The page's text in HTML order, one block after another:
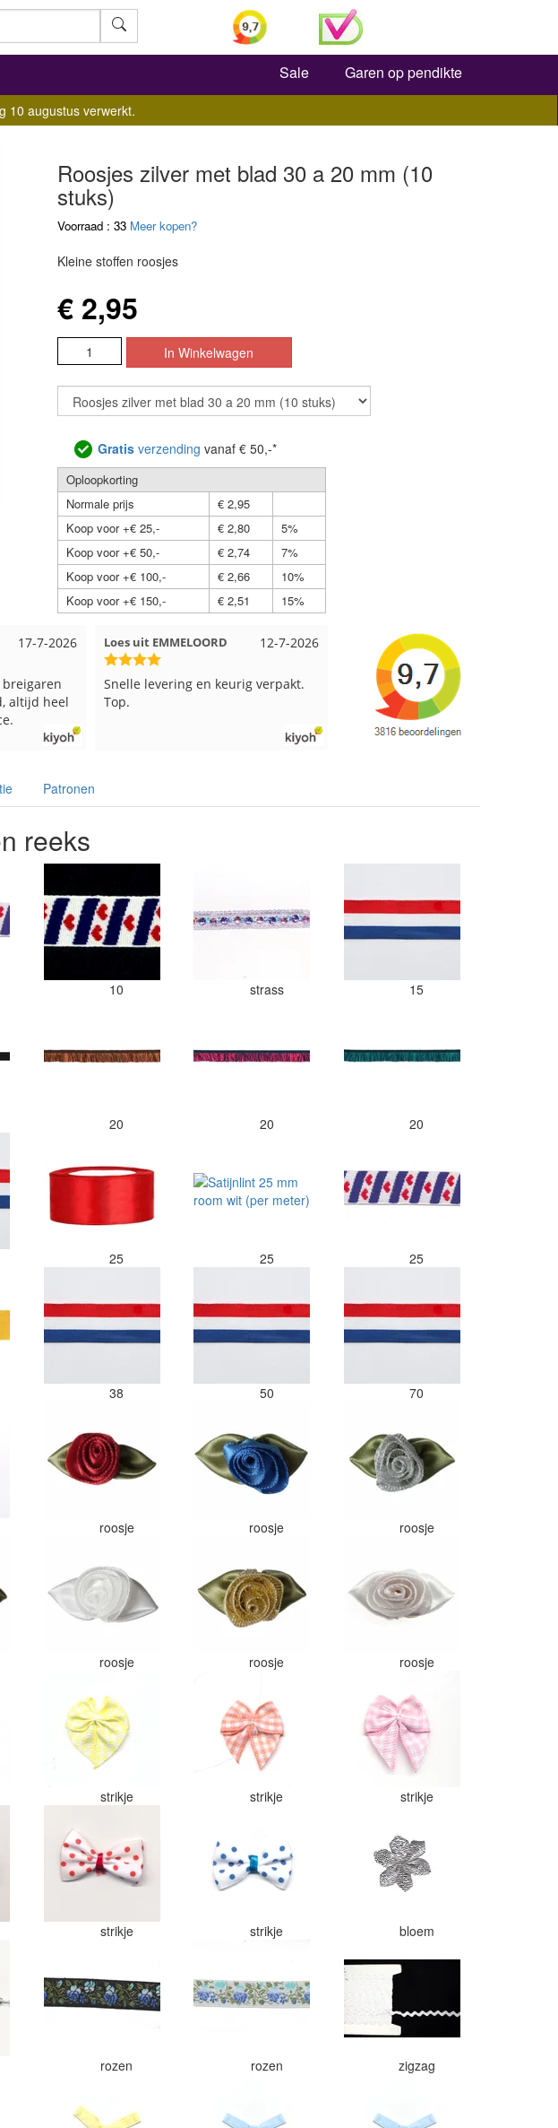
Zoeken
Sale Garen op pendikte
10 augustus verwerkt.
Roosjes zilver met blad 30 a 20 mm (10
stuks)
Voorraad : 33 Meer kopen?
Kleine stoffen roosjes
€ 2,95
Gratisverzending vanaf € 50,-*
Oploopkorting
Normale prijs
€ 2,95
Koop voor +€ 25,-
€ 2,80
5%
Koop voor +€ 50,-
€ 2,74
7%
Koop voor +€ 100,-
€ 2,66
10%
Koop voor +€ 150,-
€ 2,51 15%
17-7-2026
altijd heel
12-7-2026
Loes uit EMMELOORD
Snelle levering en keurig verpakt.
Top.
Nell uit Beuningen
Goed verpakt en snelgeleverd
Patronen
reeks
10 strass 15
20 20 20
25 25 25
38 50 70
roosje roosje roosje
roosje roosje roosje
strikje strikje strikje
strikje strikje bloem
rozen rozen zigzag